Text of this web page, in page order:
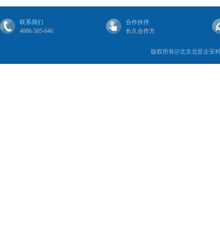
联系我们
4006-505-646
合作伙伴
长久合作方
版权所有@北京北亚企安